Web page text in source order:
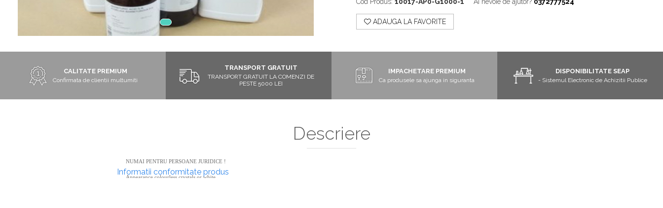
Dulapuri De Laborator/Corpuri
De Stocare
ADAUGA LA FAVORITE
CALITATE PREMIUM
Confirmata de clientii multumiti
TRANSPORT GRATUIT
TRANSPORT GRATUIT LA COMENZI DE
PESTE 5000 LEI
IMPACHETARE PREMIUM
Ca produsele sa ajunga in siguranta
DISPONIBILITATE SEAP
- Sistemul Electronic de Achizitii Publice
Descriere
NUMAI PENTRU PERSOANE JURIDICE !
Appearance colourless crystals or white
Informatii conformitate produs